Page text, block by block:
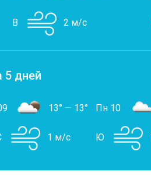
В 2 м/с
5 дней
13° — 13°
1 м/с
Пн 10
Ю